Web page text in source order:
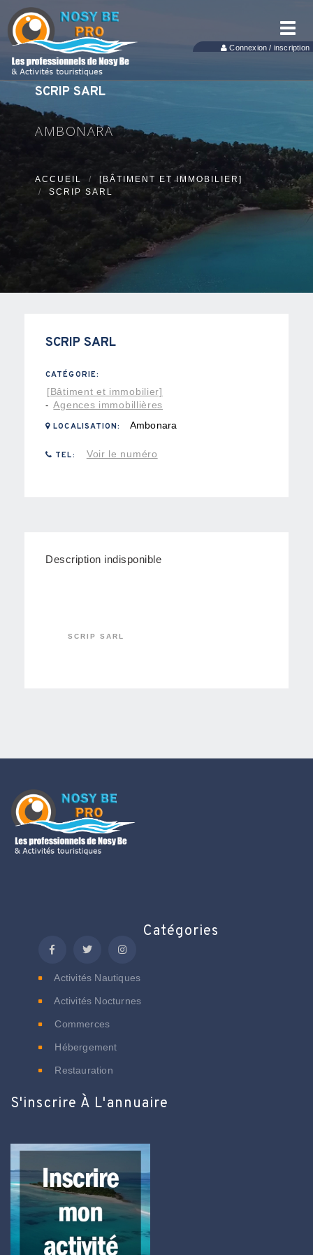
Connexion / inscription
SCRIP SARL
AMBONARA
ACCUEIL
[BÂTIMENT ET IMMOBILIER]
SCRIP SARL
SCRIP SARL
CATÉGORIE:
[Bâtiment et immobilier]
- Agences immobillières
LOCALISATION: Ambonara
TEL: Voir le numéro
Description indisponible
SCRIP SARL
Catégories
Activités Nautiques
Activités Nocturnes
Commerces
Hébergement
Restauration
S'inscrire À L'annuaire